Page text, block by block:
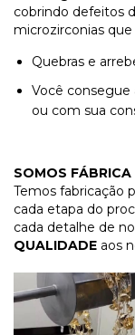
cobrindo defeitos
microzirconias
Quebras e
Você consegue
ou com sua
SOMOS FÁBRICA
Temos fabricação
cada etapa do
cada detalhe de
QUALIDADE aos